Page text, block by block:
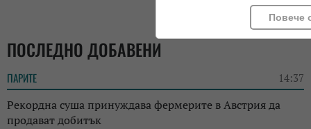
ПОСЛЕДНО ДОБАВЕНИ
ПАРИТЕ 14:37
Рекордна суша принуждава фермерите в Австрия да
продават добитък
Повече